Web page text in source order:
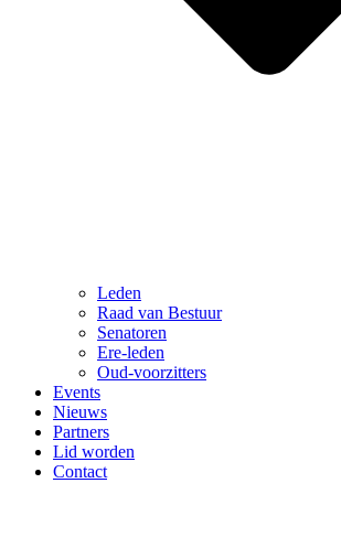
Leden
Raad van Bestuur
Senatoren
Ere-leden
Oud-voorzitters
Events
Nieuws
Partners
Lid worden
Contact